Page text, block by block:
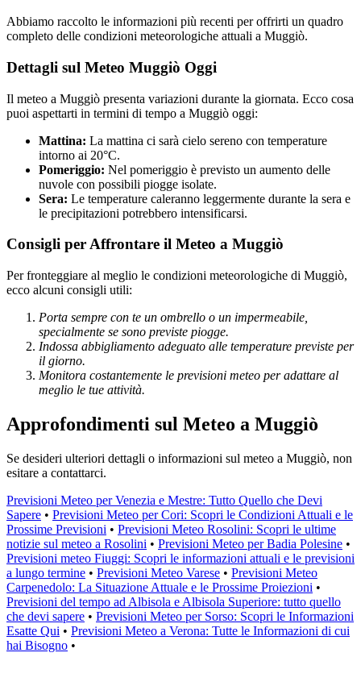
Abbiamo raccolto le informazioni più recenti per offrirti un quadro
completo delle condizioni meteorologiche attuali a Muggiò.
Dettagli sul Meteo Muggiò Oggi
Il meteo a Muggiò presenta variazioni durante la giornata. Ecco cosa
puoi aspettarti in termini di tempo a Muggiò oggi:
Mattina: La mattina ci sarà cielo sereno con temperature
intorno ai 20°C.
Pomeriggio: Nel pomeriggio è previsto un aumento delle
nuvole con possibili piogge isolate.
Sera: Le temperature caleranno leggermente durante la sera e
le precipitazioni potrebbero intensificarsi.
Consigli per Affrontare il Meteo a Muggiò
Per fronteggiare al meglio le condizioni meteorologiche di Muggiò,
ecco alcuni consigli utili:
Porta sempre con te un ombrello o un impermeabile,
specialmente se sono previste piogge.
Indossa abbigliamento adeguato alle temperature previste per
il giorno.
Monitora costantemente le previsioni meteo per adattare al
meglio le tue attività.
Approfondimenti sul Meteo a Muggiò
Se desideri ulteriori dettagli o informazioni sul meteo a Muggiò, non
esitare a contattarci.
Previsioni Meteo per Venezia e Mestre: Tutto Quello che Devi
Sapere • Previsioni Meteo per Cori: Scopri le Condizioni Attuali e le
Prossime Previsioni • Previsioni Meteo Rosolini: Scopri le ultime
notizie sul meteo a Rosolini • Previsioni Meteo per Badia Polesine •
Previsioni meteo Fiuggi: Scopri le informazioni attuali e le previsioni
a lungo termine • Previsioni Meteo Varese • Previsioni Meteo
Carpenedolo: La Situazione Attuale e le Prossime Proiezioni •
Previsioni del tempo ad Albisola e Albisola Superiore: tutto quello
che devi sapere • Previsioni Meteo per Sorso: Scopri le Informazioni
Esatte Qui • Previsioni Meteo a Verona: Tutte le Informazioni di cui
hai Bisogno •